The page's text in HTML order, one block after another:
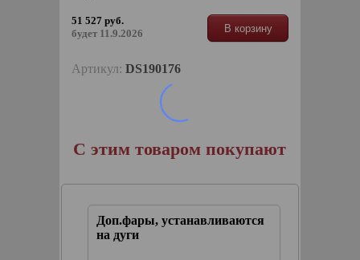
51 527 руб.
будет 11.9.2026
В корзину
Артикул: DS190176
С этим товаром покупают
Доп.фары, устанавливаются
на дуги